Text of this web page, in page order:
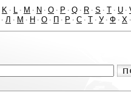
K · L · M · N · O · P · Q · R · S · T · U ·
· Л · М · Н · О · П · Р · С · Т · У · Ф · Х